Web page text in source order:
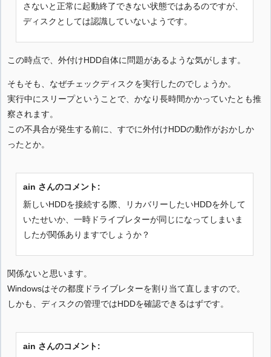
さないと正常に起動終了できない状態ではあるのですが、
ディスクとしては認識していないようです。
この時点で、外付けHDD自体に問題があるような気がします。
そもそも、なぜチェックディスクを実行したのでしょうか。
実行中にスリープということで、かなり長時間かかっていたとも推
察されます。
この不具合が発生する前に、すでに外付けHDDの動作がおかしか
ったとか。
ain さんのコメント:
新しいHDDを接続する際、リカバリーしたいHDDを外して
いたせいか、一時ドライブレターが同じになってしまいま
したが関係ありますでしょうか？
関係ないと思います。
Windowsはその都度ドライブレターを割り当て直しますので。
しかも、ディスクの管理ではHDDを確認できるはずです。
ain さんのコメント: